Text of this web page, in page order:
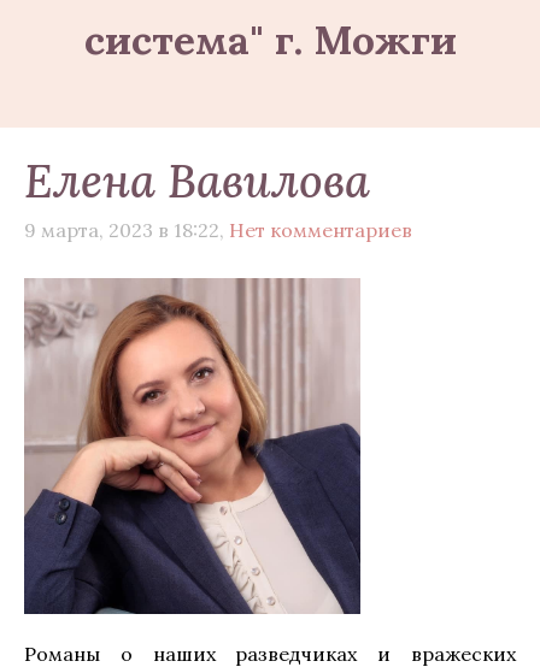
система" г. Можги
Елена Вавилова
9 марта, 2023 в 18:22, Нет комментариев
Романы о наших разведчиках и вражеских